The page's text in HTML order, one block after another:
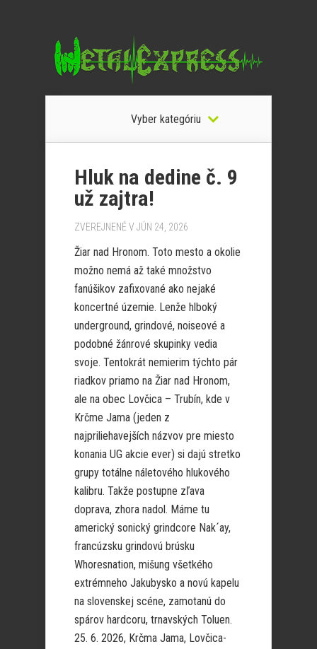
Vyber kategóriu
Hluk na dedine č. 9
už zajtra!
ZVEREJNENÉ V JÚN 24, 2026
Žiar nad Hronom. Toto mesto a okolie
možno nemá až také množstvo
fanúšikov zafixované ako nejaké
koncertné územie. Lenže hlboký
underground, grindové, noiseové a
podobné žánrové skupinky vedia
svoje. Tentokrát nemierim týchto pár
riadkov priamo na Žiar nad Hronom,
ale na obec Lovčica – Trubín, kde v
Krčme Jama (jeden z
najpriliehavejších názvov pre miesto
konania UG akcie ever) si dajú stretko
grupy totálne náletového hlukového
kalibru. Takže postupne zľava
doprava, zhora nadol. Máme tu
americký sonický grindcore Nak´ay,
francúzsku grindovú brúsku
Whoresnation, mišung všetkého
extrémneho Jakubysko a novú kapelu
na slovenskej scéne, zamotanú do
spárov hardcoru, trnavských Toluen.
25. 6. 2026, Krčma Jama, Lovčica-